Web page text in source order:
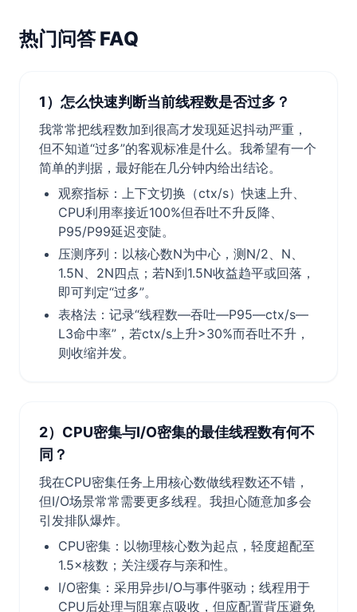
热门问答 FAQ
1）怎么快速判断当前线程数是否过多？
我常常把线程数加到很高才发现延迟抖动严重，
但不知道“过多”的客观标准是什么。我希望有一个
简单的判据，最好能在几分钟内给出结论。
观察指标：上下文切换（ctx/s）快速上升、
CPU利用率接近100%但吞吐不升反降、
P95/P99延迟变陡。
压测序列：以核心数N为中心，测N/2、N、
1.5N、2N四点；若N到1.5N收益趋平或回落，
即可判定“过多”。
表格法：记录“线程数—吞吐—P95—ctx/s—
L3命中率”，若ctx/s上升>30%而吞吐不升，
则收缩并发。
2）CPU密集与I/O密集的最佳线程数有何不
同？
我在CPU密集任务上用核心数做线程数还不错，
但I/O场景常常需要更多线程。我担心随意加多会
引发排队爆炸。
CPU密集：以物理核心数为起点，轻度超配至
1.5×核数；关注缓存与亲和性。
I/O密集：采用异步I/O与事件驱动；线程用于
CPU后处理与阻塞点吸收，但应配置背压避免